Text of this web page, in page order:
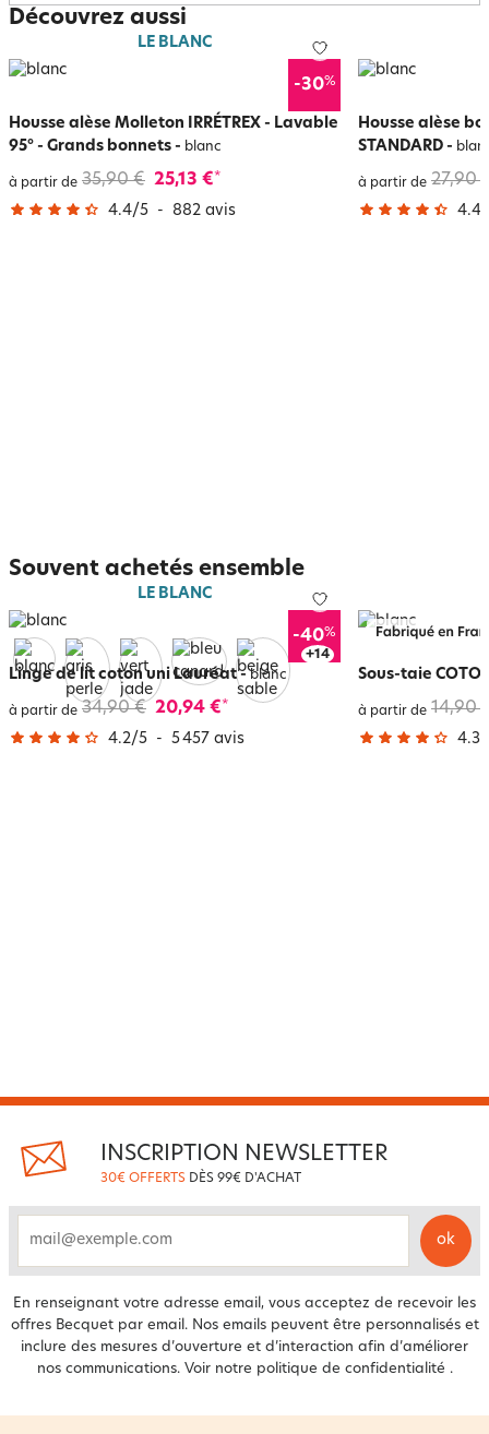
Découvrez aussi
LE BLANC
-30%
Housse alèse Molleton IRRÉTREX - Lavable
95° - Grands bonnets - blanc
à partir de 35,90 € 25,13 €*
4.4/5 - 882 avis
Housse alèse
STANDARD -
à partir de 27,90
4.4
Souvent achetés ensemble
LE BLANC
-40%
+18
Linge de lit coton uni Lauréat-blanc
à partir de 34,90 € 20,94 €*
4.2/5 - 5 457 avis
Sous-taie
à partir de 14,90
4.3
INSCRIPTION NEWSLETTER
30€ OFFERTS DÈS 99€ D'ACHAT
ok
En renseignant votre adresse email, vous acceptez de recevoir les
offres Becquet par email. Nos emails peuvent être personnalisés et
inclure des mesures d’ouverture et d’interaction afin d’améliorer
nos communications. Voir notre politique de confidentialité .